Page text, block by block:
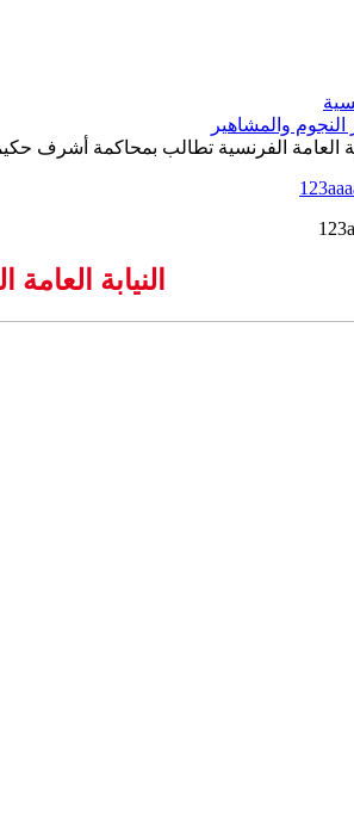
النجوم والمشاهير
العامة الفرنسية تطالب بمحاكمة أشرف
النيابة